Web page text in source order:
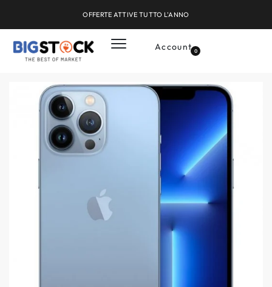
OFFERTE ATTIVE TUTTO L'ANNO
Account 0